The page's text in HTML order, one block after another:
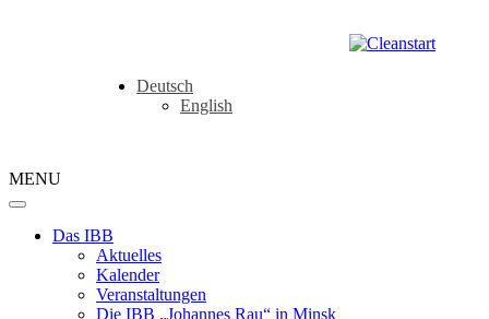
Deutsch
English
MENU
Das IBB
Aktuelles
Kalender
Veranstaltungen
Die IBB „Johannes Rau“ in Minsk